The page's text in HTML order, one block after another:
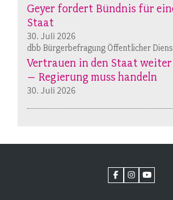
Geyer fordert Bündnis für
Staat
30. Juli 2026
dbb Bürgerbefragung Öffentlicher
Vertrauen in den Staat
– Regierung muss handeln
30. Juli 2026